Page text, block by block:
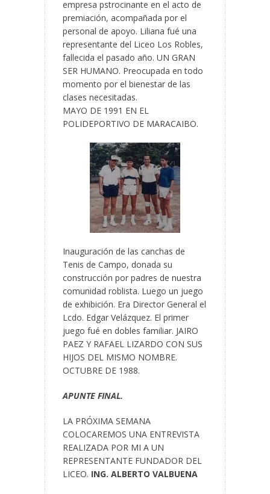
empresa pstrocinante en el acto de
premiación, acompañada por el
personal de apoyo. Liliana fué una
representante del Liceo Los Robles,
fallecida el pasado año. UN GRAN
SER HUMANO. Preocupada en todo
momento por el bienestar de las
clases necesitadas.
MAYO DE 1991 EN EL
POLIDEPORTIVO DE MARACAIBO.
Inauguración de las canchas de
Tenis de Campo, donada su
construcción por padres de nuestra
comunidad roblista. Luego un juego
de exhibición. Era Director General el
Lcdo. Edgar Velázquez. El primer
juego fué en dobles familiar. JAIRO
PAEZ Y RAFAEL LIZARDO CON SUS
HIJOS DEL MISMO NOMBRE.
OCTUBRE DE 1988.
APUNTE FINAL.
LA PRÓXIMA SEMANA
COLOCAREMOS UNA ENTREVISTA
REALIZADA POR MI A UN
REPRESENTANTE FUNDADOR DEL
LICEO. ING. ALBERTO VALBUENA